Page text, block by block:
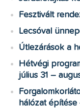
Fesztivált
Lecsóval
Útlezárások a
Hétvégi
július 31 –
hálózat